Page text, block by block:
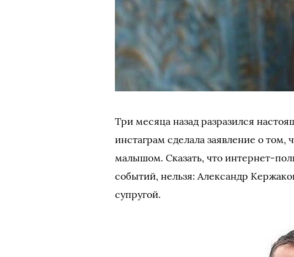
Три месяца назад разразился
инстаграм сделала заявление о
малышом. Сказать, что интернет-
событий, нельзя: Александр
супругой.